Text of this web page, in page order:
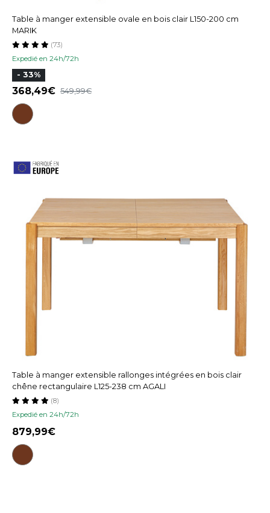
Table à manger extensible ovale en bois clair L150-200 cm
MARIK
Expedié en 24h/72h
(73)
- 33%
368,49 549,99
Table à manger extensible rallonges intégrées en bois clair
chêne rectangulaire L125-238 cm AGALI
Expedié en 24h/72h
(8)
879,99